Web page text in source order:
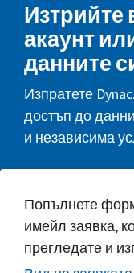
Изтрийте
акаунт
данните
Изпратете
достъп до
и независима
Попълнете
имейл заявка,
прегледате и